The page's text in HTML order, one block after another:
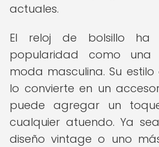
actuales.
El reloj de bolsillo
popularidad como
moda masculina. Su
lo convierte en un
puede agregar un
cualquier atuendo. Ya
diseño vintage o uno